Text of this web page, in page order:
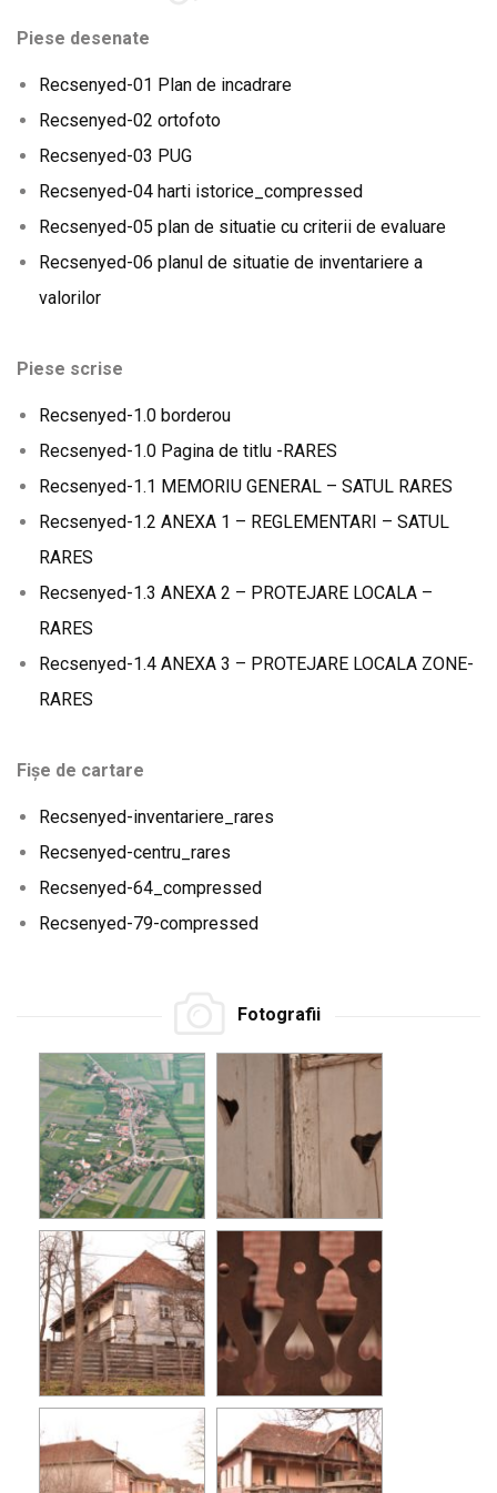
Piese desenate
Recsenyed-01 Plan de incadrare
Recsenyed-02 ortofoto
Recsenyed-03 PUG
Recsenyed-04 harti istorice_compressed
Recsenyed-05 plan de situatie cu criterii de evaluare
Recsenyed-06 planul de situatie de inventariere a
valorilor
Piese scrise
Recsenyed-1.0 borderou
Recsenyed-1.0 Pagina de titlu -RARES
Recsenyed-1.1 MEMORIU GENERAL – SATUL RARES
Recsenyed-1.2 ANEXA 1 – REGLEMENTARI – SATUL
RARES
Recsenyed-1.3 ANEXA 2 – PROTEJARE LOCALA –
RARES
Recsenyed-1.4 ANEXA 3 – PROTEJARE LOCALA ZONE-
RARES
Fișe de cartare
Recsenyed-inventariere_rares
Recsenyed-centru_rares
Recsenyed-64_compressed
Recsenyed-79-compressed
Fotografii